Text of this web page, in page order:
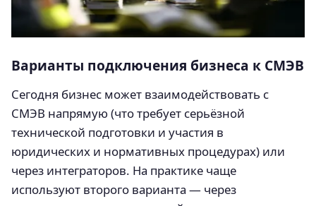
Варианты подключения бизнеса к СМЭВ
Сегодня бизнес может взаимодействовать с
СМЭВ напрямую (что требует серьёзной
технической подготовки и участия в
юридических и нормативных процедурах) или
через интеграторов. На практике чаще
используют второго варианта — через